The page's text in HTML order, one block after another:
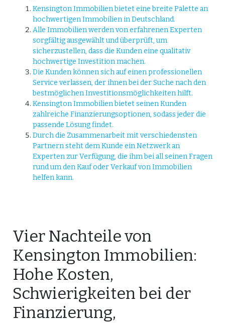
Kensington Immobilien bietet eine breite Palette an
hochwertigen Immobilien in Deutschland.
Alle Immobilien werden von erfahrenen Experten
sorgfältig ausgewählt und überprüft, um
sicherzustellen, dass die Kunden eine qualitativ
hochwertige Investition machen.
Die Kunden können sich auf einen professionellen
Service verlassen, der ihnen bei der Suche nach den
bestmöglichen Investitionsmöglichkeiten hilft.
Kensington Immobilien bietet seinen Kunden
zahlreiche Finanzierungsoptionen, sodass jeder die
passende Lösung findet.
Durch die Zusammenarbeit mit verschiedensten
Partnern steht dem Kunde ein Netzwerk an
Experten zur Verfügung, die ihm bei all seinen Fragen
rund um den Kauf oder Verkauf von Immobilien
helfen kann.
Vier Nachteile von
Kensington Immobilien:
Hohe Kosten,
Schwierigkeiten bei der
Finanzierung,